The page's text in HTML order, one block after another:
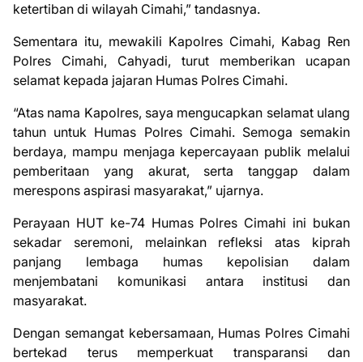
ketertiban di wilayah Cimahi,” tandasnya.
Sementara itu, mewakili Kapolres Cimahi, Kabag Ren
Polres Cimahi, Cahyadi, turut memberikan ucapan
selamat kepada jajaran Humas Polres Cimahi.
“Atas nama Kapolres, saya mengucapkan selamat ulang
tahun untuk Humas Polres Cimahi. Semoga semakin
berdaya, mampu menjaga kepercayaan publik melalui
pemberitaan yang akurat, serta tanggap dalam
merespons aspirasi masyarakat,” ujarnya.
Perayaan HUT ke-74 Humas Polres Cimahi ini bukan
sekadar seremoni, melainkan refleksi atas kiprah
panjang lembaga humas kepolisian dalam
menjembatani komunikasi antara institusi dan
masyarakat.
Dengan semangat kebersamaan, Humas Polres Cimahi
bertekad terus memperkuat transparansi dan